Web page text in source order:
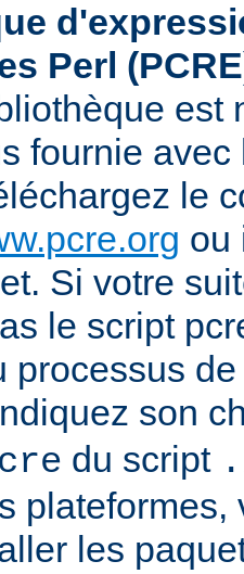
Perl
est
fournie
le
ou
Si votre
le script
processus
son
du script
plateformes,
les